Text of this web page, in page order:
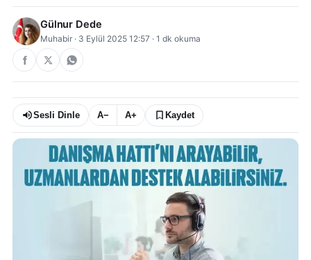
Gülnur Dede
Muhabir · 3 Eylül 2025 12:57 · 1 dk okuma
Sesli Dinle A− A+ Kaydet